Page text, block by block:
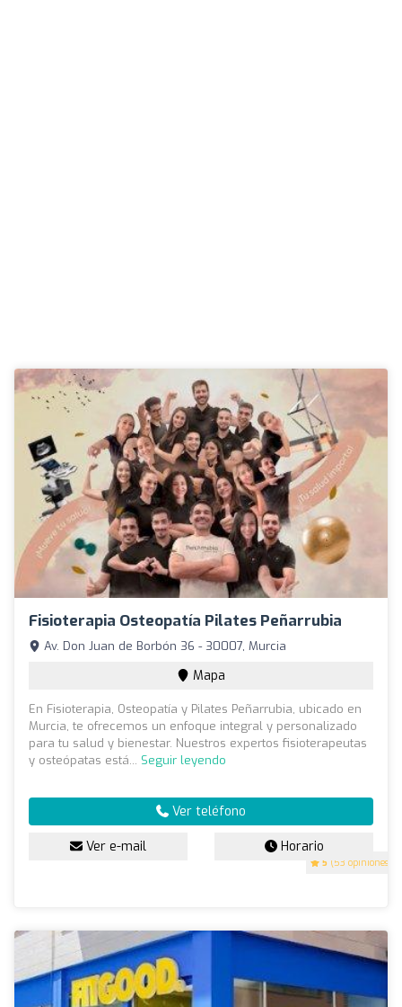
Fisioterapia Osteopatía Pilates Peñarrubia
5 (53 opiniones)
Av. Don Juan de Borbón 36 - 30007, Murcia
Mapa
En Fisioterapia, Osteopatía y Pilates Peñarrubia, ubicado en
Murcia, te ofrecemos un enfoque integral y personalizado
para tu salud y bienestar. Nuestros expertos fisioterapeutas
y osteópatas está... Seguir leyendo
Ver teléfono
Ver e-mail Horario